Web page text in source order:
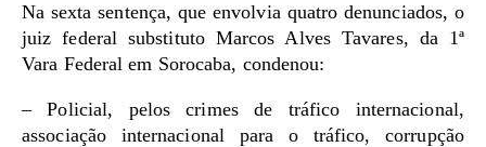
Na sexta sentença, que envolvia quatro denunciados, o
juiz federal substituto Marcos Alves Tavares, da 1ª
Vara Federal em Sorocaba, condenou:
– Policial, pelos crimes de tráfico internacional,
associação internacional para o tráfico, corrupção